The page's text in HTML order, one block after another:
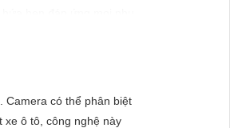
Camera có thể phân biệt
xe ô tô, công nghệ này